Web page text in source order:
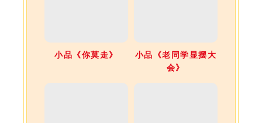
小品《你莫走》
小品《老同学显摆大
会》